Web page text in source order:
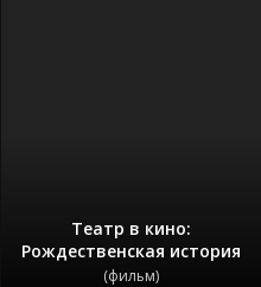
Театр в кино:
Рождественская история
(фильм)